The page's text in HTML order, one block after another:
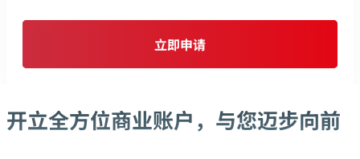
立即申请
开立全方位商业账户，与您迈步向前